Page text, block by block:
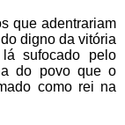
que adentrariam
digno da vitória
sufocado pelo
do povo que o
como rei na